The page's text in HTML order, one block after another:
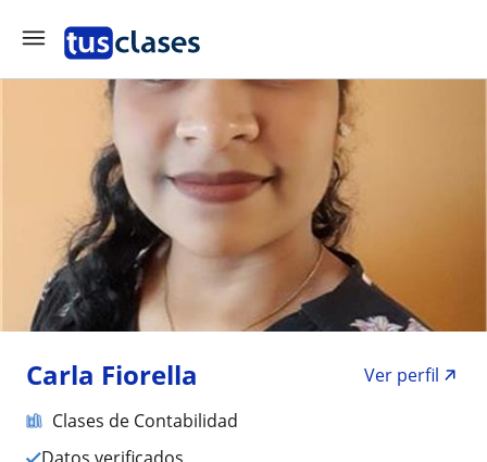
Carla Fiorella
Ver perfil
Clases de Contabilidad